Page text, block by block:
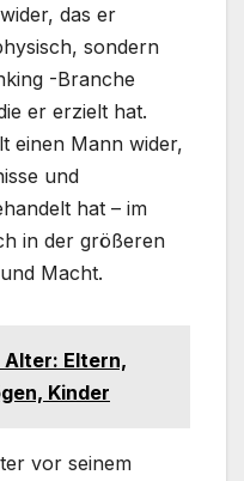
das er
sondern
-Branche
er erzielt hat.
einen Mann wider,
und
hat – im
in der größeren
Macht.
Alter: Eltern,
Kinder
vor seinem